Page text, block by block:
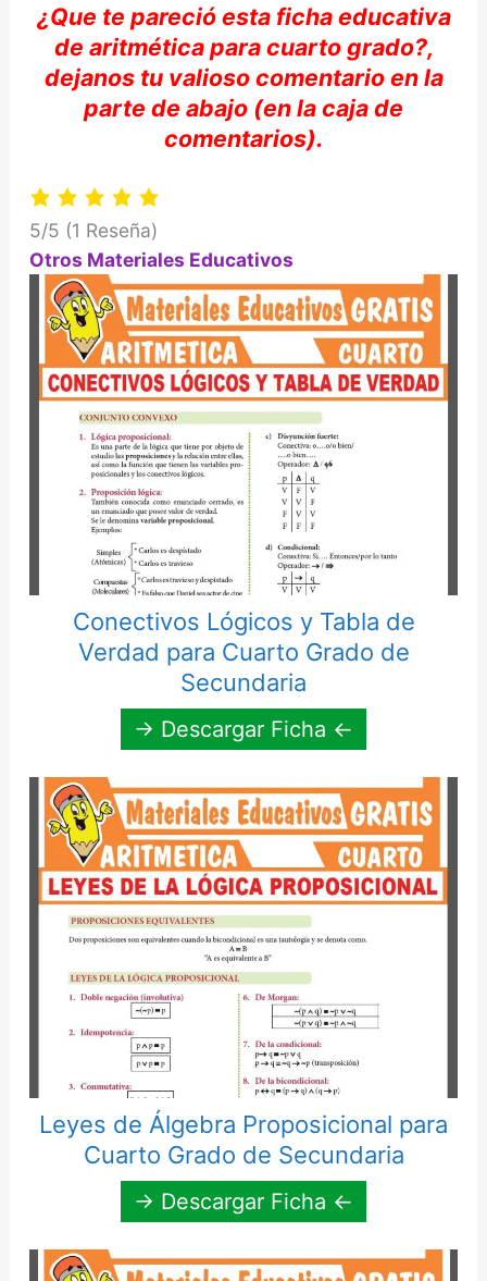
¿Que te parecióesta ficha educativa
de aritméticapara cuarto grado?,
dejanos tu valioso comentario en la
parte de abajo (en la caja de
comentarios).
5/5 (1 Reseña)
Otros Materiales Educativos
Conectivos Lógicos y Tabla de
Verdad para Cuarto Grado de
Secundaria
→ Descargar Ficha ←
Leyes de Álgebra Proposicional para
Cuarto Grado de Secundaria
→ Descargar Ficha ←